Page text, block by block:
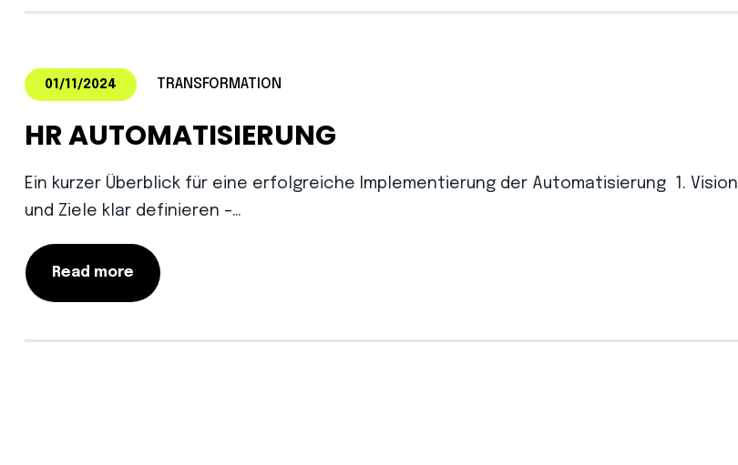
01/11/2024 TRANSFORMATION
HR AUTOMATISIERUNG
Ein kurzer Überblick für eine erfolgreiche Implementierung der Automatisierung 1. Vision
und Ziele klar definieren –…
Read more